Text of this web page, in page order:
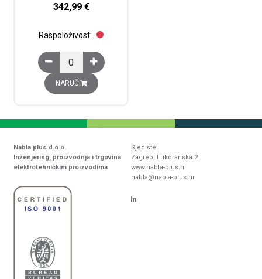
342,99 €
Raspoloživost:
Talis PFMR 360-8-1 detektor pokreta, ugradbeni, 2-4
NARUČI
Nabla plus d.o.o.
Inženjering, proizvodnja i trgovina
elektrotehničkim proizvodima
Sjedište
Zagreb, Lukoranska 2
www.nabla-plus.hr
nabla@nabla-plus.hr